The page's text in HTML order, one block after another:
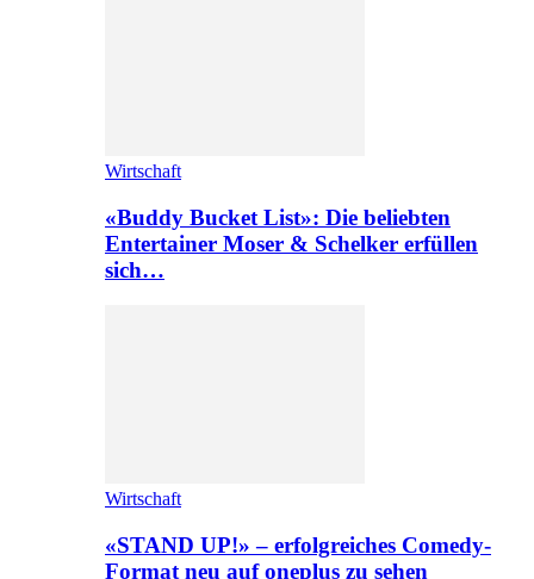
Wirtschaft
«Buddy Bucket List»: Die beliebten
Entertainer Moser & Schelker erfüllen
sich…
Wirtschaft
«STAND UP!» – erfolgreiches Comedy-
Format neu auf oneplus zu sehen